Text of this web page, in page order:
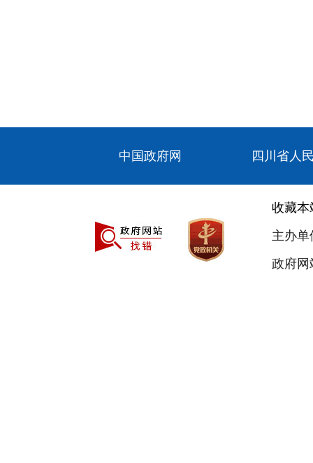
中国政府网 四川省人
收藏本
主办
政府网